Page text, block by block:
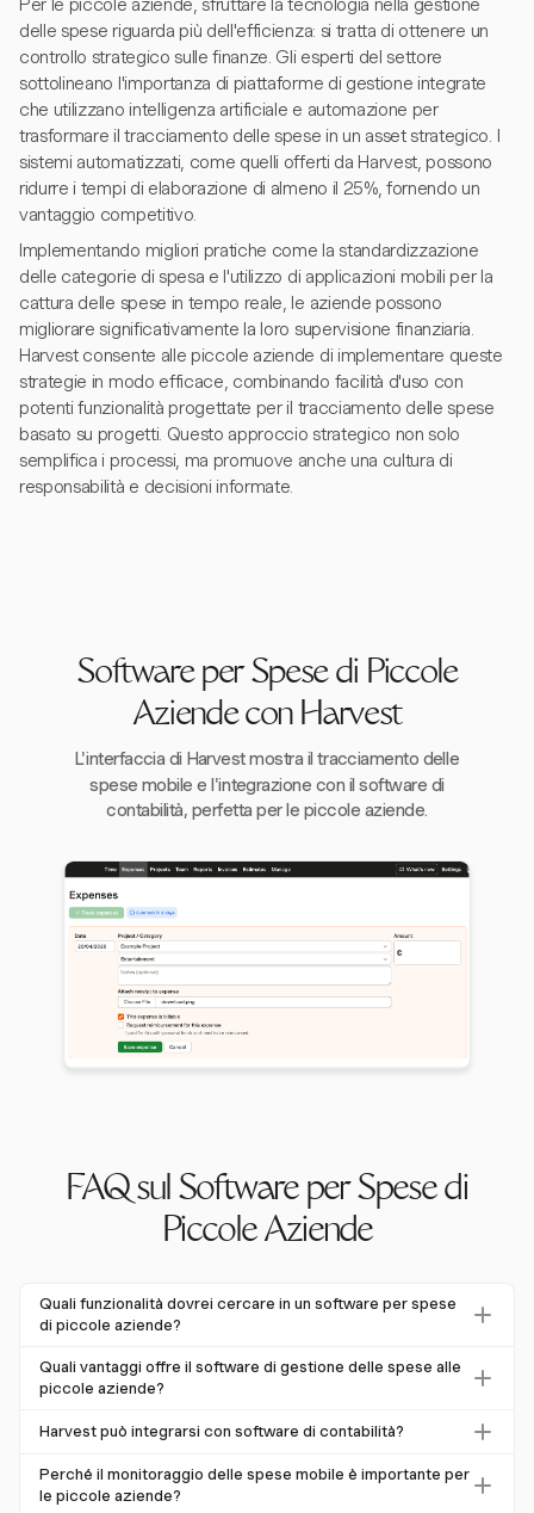
Per le piccole aziende, sfruttare la tecnologia nella gestione
delle spese riguarda più dell'efficienza: si tratta di ottenere un
controllo strategico sulle finanze. Gli esperti del settore
sottolineano l'importanza di piattaforme di gestione integrate
che utilizzano intelligenza artificiale e automazione per
trasformare il tracciamento delle spese in un asset strategico. I
sistemi automatizzati, come quelli offerti da Harvest, possono
ridurre i tempi di elaborazione di almeno il 25%, fornendo un
vantaggio competitivo.
Implementando migliori pratiche come la standardizzazione
delle categorie di spesa e l'utilizzo di applicazioni mobili per la
cattura delle spese in tempo reale, le aziende possono
migliorare significativamente la loro supervisione finanziaria.
Harvest consente alle piccole aziende di implementare queste
strategie in modo efficace, combinando facilità d'uso con
potenti funzionalità progettate per il tracciamento delle spese
basato su progetti. Questo approccio strategico non solo
semplifica i processi, ma promuove anche una cultura di
responsabilità e decisioni informate.
Software per Spese di Piccole
Aziende con Harvest
L'interfaccia di Harvest mostra il tracciamento delle
spese mobile e l'integrazione con il software di
contabilità, perfetta per le piccole aziende.
FAQ sul Software per Spese di
Piccole Aziende
Quali funzionalità dovrei cercare in un software per spese
di piccole aziende?
Cerca funzionalità come il tracciamento delle spese
mobile, l'integrazione con il software di contabilità,
Queste funzionalità garantiscono una gestione efficiente e
la conformità con le normative finanziarie.
Quali vantaggi offre il software di gestione delle spese alle
piccole aziende?
Il software di gestione delle spese aiuta le piccole aziende
manuali e fornendo approfondimenti finanziari strategici.
Questo porta a una maggiore accuratezza, cicli di
Harvest può integrarsi con software di contabilità?
Sì, Harvest si integra con QuickBooks Online e Xero,
consentendo una gestione finanziaria fluida e riducendo gli
Perché il monitoraggio delle spese mobile è importante per
le piccole aziende?